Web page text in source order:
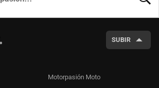
SUBIR
Motorpasión Moto